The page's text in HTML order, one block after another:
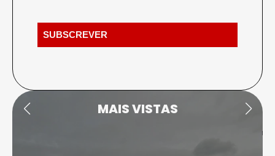
MAIS VISTAS